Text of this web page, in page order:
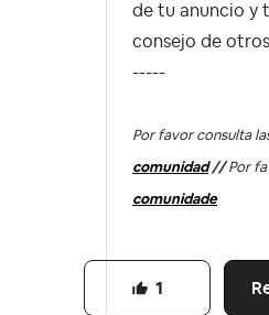
de tu anuncio y
consejo de
-----
Por favor consulta
comunidad//Por
comunidade
1